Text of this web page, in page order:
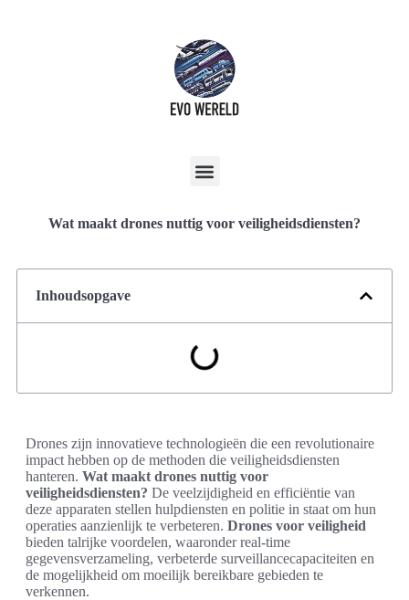
Wat maakt drones nuttig voor veiligheidsdiensten?
Inhoudsopgave
Drones zijn innovatieve technologieën die een revolutionaire
impact hebben op de methoden die veiligheidsdiensten
hanteren. Wat maakt drones nuttig voor
veiligheidsdiensten? De veelzijdigheid en efficiëntie van
deze apparaten stellen hulpdiensten en politie in staat om hun
operaties aanzienlijk te verbeteren. Drones voor veiligheid
bieden talrijke voordelen, waaronder real-time
gegevensverzameling, verbeterde surveillancecapaciteiten en
de mogelijkheid om moeilijk bereikbare gebieden te
verkennen.